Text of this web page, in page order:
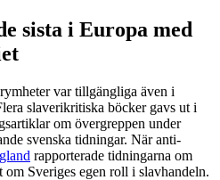
sista i Europa med
var tillgängliga även i
slaverikritiska böcker gavs ut i
om övergreppen under
svenska tidningar. När anti-
rapporterade tidningarna om
Sveriges egen roll i slavhandeln.